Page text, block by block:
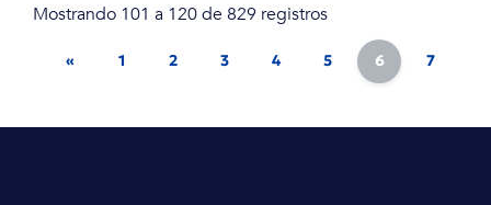
Mostrando 101 a 120 de 829 registros
« 1 2 3 4 5 6 7